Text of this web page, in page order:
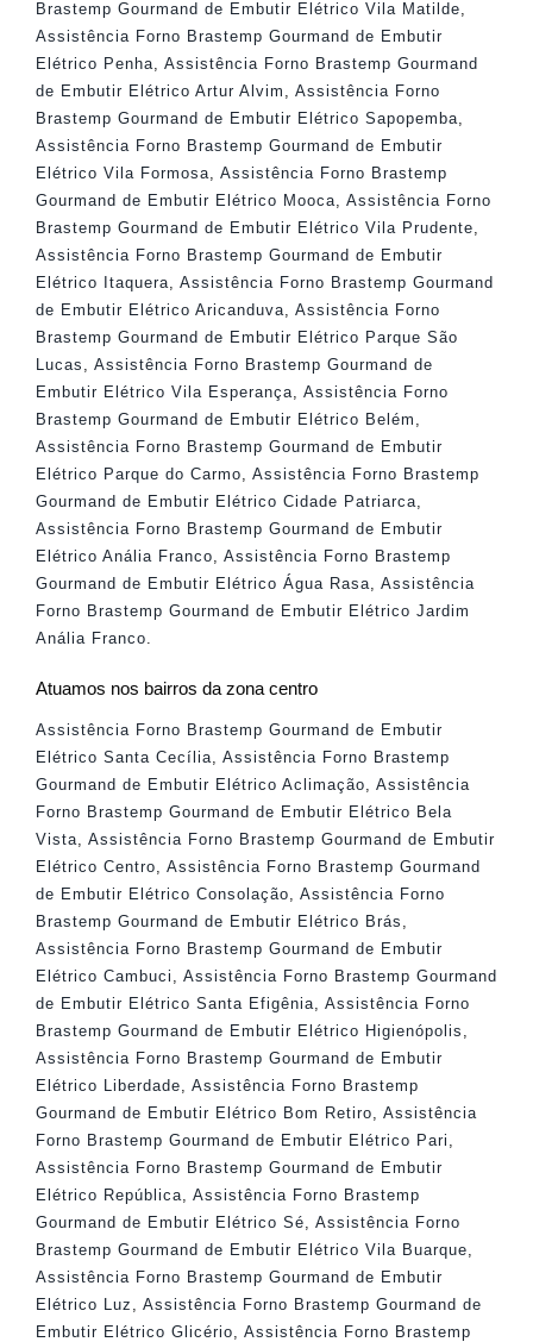
Brastemp Gourmand de Embutir Elétrico Vila Matilde,
Assistência Forno Brastemp Gourmand de Embutir
Elétrico Penha, Assistência Forno Brastemp Gourmand
de Embutir Elétrico Artur Alvim , Assistência Forno
Brastemp Gourmand de Embutir Elétrico Sapopemba,
Assistência Forno Brastemp Gourmand de Embutir
Elétrico Vila Formosa, Assistência Forno Brastemp
Gourmand de Embutir Elétrico Mooca, Assistência Forno
Brastemp Gourmand de Embutir Elétrico Vila Prudente,
Assistência Forno Brastemp Gourmand de Embutir
Elétrico Itaquera, Assistência Forno Brastemp Gourmand
de Embutir Elétrico Aricanduva, Assistência Forno
Brastemp Gourmand de Embutir Elétrico Parque São
Lucas , Assistência Forno Brastemp Gourmand de
Embutir Elétrico Vila Esperança, Assistência Forno
Brastemp Gourmand de Embutir Elétrico Belém ,
Assistência Forno Brastemp Gourmand de Embutir
Elétrico Parque do Carmo, Assistência Forno Brastemp
Gourmand de Embutir Elétrico Cidade Patriarca,
Assistência Forno Brastemp Gourmand de Embutir
Elétrico Anália Franco, Assistência Forno Brastemp
Gourmand de Embutir Elétrico Água Rasa, Assistência
Forno Brastemp Gourmand de Embutir Elétrico Jardim
Anália Franco.
Atuamos nos bairros da zona centro
Assistência Forno Brastemp Gourmand de Embutir
Elétrico Santa Cecília
Assistência Forno Brastemp
Gourmand de Embutir Elétrico Aclimação
Assistência
Forno Brastemp Gourmand de Embutir Elétrico Bela
Vista
Assistência Forno Brastemp Gourmand de Embutir
Elétrico Centro
Assistência Forno Brastemp Gourmand
de Embutir Elétrico Consolação
Assistência Forno
Brastemp Gourmand de Embutir Elétrico Brás
Assistência Forno Brastemp Gourmand de Embutir
Elétrico Cambuci
Assistência Forno Brastemp Gourmand
de Embutir Elétrico Santa Efigênia
Assistência Forno
Brastemp Gourmand de Embutir Elétrico Higienópolis
Assistência Forno Brastemp Gourmand de Embutir
Elétrico Liberdade
Assistência Forno Brastemp
Gourmand de Embutir Elétrico Bom Retiro
Assistência
Forno Brastemp Gourmand de Embutir Elétrico Pari
Assistência Forno Brastemp Gourmand de Embutir
Elétrico República
Assistência Forno Brastemp
Gourmand de Embutir Elétrico Sé
Assistência Forno
Brastemp Gourmand de Embutir Elétrico Vila Buarque
Assistência Forno Brastemp Gourmand de Embutir
Elétrico Luz
Assistência Forno Brastemp Gourmand de
Embutir Elétrico Glicério
Assistência Forno Brastemp